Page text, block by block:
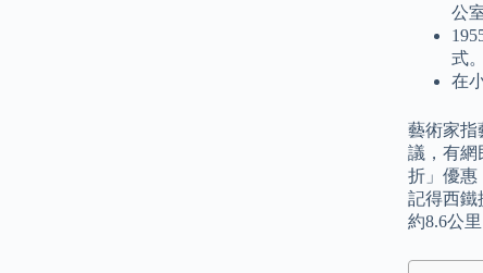
公
式。
在
藝術家指
議，有網
折」優惠
記得西鐵
約8.6公